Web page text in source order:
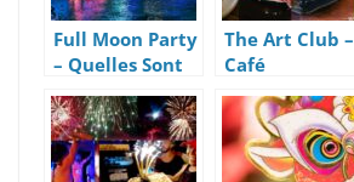
Full Moon Party
– Quelles Sont
Les Horaires De
Transport
Depuis Koh
Samui
The Art Club –
Café
Restaurant
Végétarien et
Végan